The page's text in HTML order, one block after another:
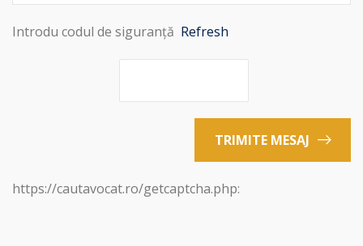
Introdu codul de siguranță Refresh
TRIMITE MESAJ
https://cautavocat.ro/getcaptcha.php: